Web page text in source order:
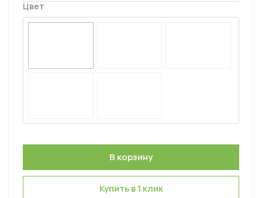
Цвет
Купить в 1 клик